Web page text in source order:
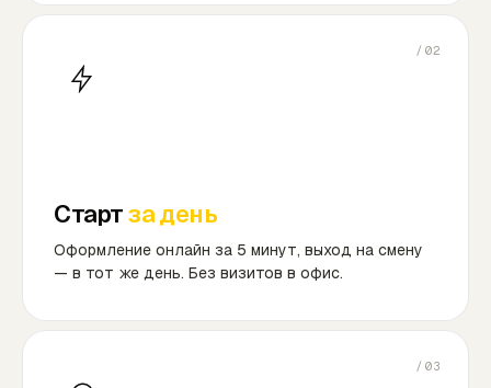
/02
Стартза день
Оформление онлайн за 5 минут, выход на смену
— в тот же день. Без визитов в офис.
/03